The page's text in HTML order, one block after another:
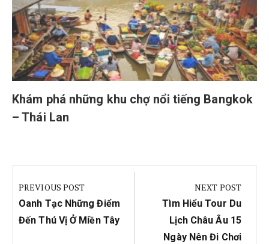
Khám phá những khu chợ nổi tiếng Bangkok
– Thái Lan
hướng
bài
viết
PREVIOUS POST
Previous
Post:
Oanh Tạc Những Điểm
Đến Thú Vị Ở Miền Tây
NEXT POST
Next
Post:
Tìm Hiểu Tour Du
Lịch Châu Âu 15
Ngày Nên Đi Chơi